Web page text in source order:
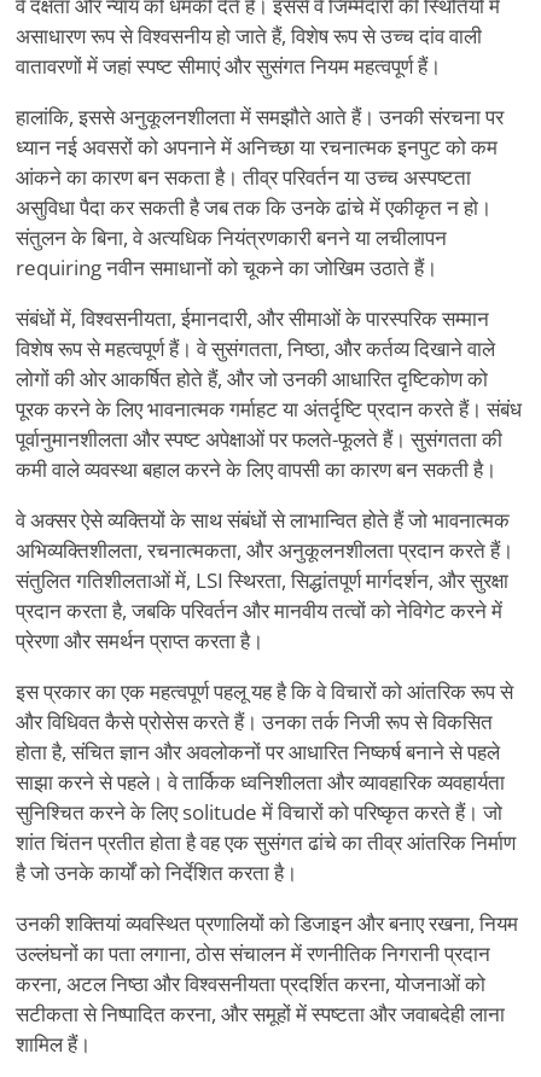
वे दक्षता और न्याय को धमकी देते हैं। इससे वे जिम्मेदारी की स्थितियों में
असाधारण रूप से विश्वसनीय हो जाते हैं, विशेष रूप से उच्च दांव वाली
वातावरणों में जहां स्पष्ट सीमाएं और सुसंगत नियम महत्वपूर्ण हैं।
हालांकि, इससे अनुकूलनशीलता में समझौते आते हैं। उनकी संरचना पर
ध्यान नई अवसरों को अपनाने में अनिच्छा या रचनात्मक इनपुट को कम
आंकने का कारण बन सकता है। तीव्र परिवर्तन या उच्च अस्पष्टता
असुविधा पैदा कर सकती है जब तक कि उनके ढांचे में एकीकृत न हो।
संतुलन के बिना, वे अत्यधिक नियंत्रणकारी बनने या लचीलापन
requiring नवीन समाधानों को चूकने का जोखिम उठाते हैं।
संबंधों में, विश्वसनीयता, ईमानदारी, और सीमाओं के पारस्परिक सम्मान
विशेष रूप से महत्वपूर्ण हैं। वे सुसंगतता, निष्ठा, और कर्तव्य दिखाने वाले
लोगों की ओर आकर्षित होते हैं, और जो उनकी आधारित दृष्टिकोण को
पूरक करने के लिए भावनात्मक गर्माहट या अंतर्दृष्टि प्रदान करते हैं। संबंध
पूर्वानुमानशीलता और स्पष्ट अपेक्षाओं पर फलते-फूलते हैं। सुसंगतता की
कमी वाले व्यवस्था बहाल करने के लिए वापसी का कारण बन सकती है।
वे अक्सर ऐसे व्यक्तियों के साथ संबंधों से लाभान्वित होते हैं जो भावनात्मक
अभिव्यक्तिशीलता, रचनात्मकता, और अनुकूलनशीलता प्रदान करते हैं।
संतुलित गतिशीलताओं में, LSI स्थिरता, सिद्धांतपूर्ण मार्गदर्शन, और सुरक्षा
प्रदान करता है, जबकि परिवर्तन और मानवीय तत्वों को नेविगेट करने में
प्रेरणा और समर्थन प्राप्त करता है।
इस प्रकार का एक महत्वपूर्ण पहलू यह है कि वे विचारों को आंतरिक रूप से
और विधिवत कैसे प्रोसेस करते हैं। उनका तर्क निजी रूप से विकसित
होता है, संचित ज्ञान और अवलोकनों पर आधारित निष्कर्ष बनाने से पहले
साझा करने से पहले। वे तार्किक ध्वनिशीलता और व्यावहारिक व्यवहार्यता
सुनिश्चित करने के लिए solitude में विचारों को परिष्कृत करते हैं। जो
शांत चिंतन प्रतीत होता है वह एक सुसंगत ढांचे का तीव्र आंतरिक निर्माण
है जो उनके कार्यों को निर्देशित करता है।
उनकी शक्तियां व्यवस्थित प्रणालियों को डिजाइन और बनाए रखना, नियम
उल्लंघनों का पता लगाना, ठोस संचालन में रणनीतिक निगरानी प्रदान
करना, अटल निष्ठा और विश्वसनीयता प्रदर्शित करना, योजनाओं को
सटीकता से निष्पादित करना, और समूहों में स्पष्टता और जवाबदेही लाना
शामिल हैं।